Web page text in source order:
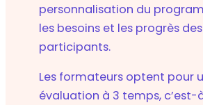
personnalisation du
les besoins et les progrès des
participants.
Les formateurs optent pour
évaluation à 3 temps, c’est-